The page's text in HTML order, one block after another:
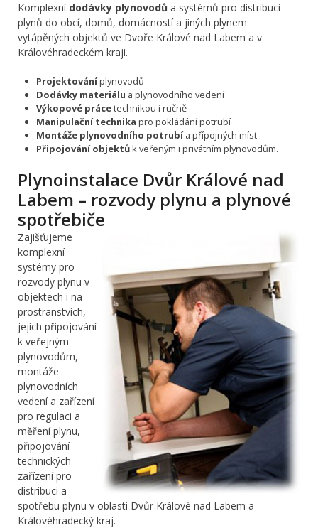
Komplexní dodávky plynovodů a systémů pro distribuci
plynů do obcí, domů, domácností a jiných plynem
vytápěných objektů ve Dvoře Králové nad Labem a v
Královéhradeckém kraji.
Projektováníplynovodů
Dodávky materiálu a plynovodního vedení
Výkopové prácetechnikou i ručně
Manipulační technika pro pokládání potrubí
Montáže plynovodního potrubía přípojných míst
Připojování objektůk veřeným i privátním plynovodům.
Plynoinstalace Dvůr Králové nad
Labem – rozvody plynu a plynové
spotřebiče
Zajišťujeme
komplexní
systémy pro
rozvody plynu v
objektech i na
prostranstvích,
jejich připojování
k veřejným
plynovodům,
montáže
plynovodních
vedení a zařízení
pro regulaci a
měření plynu,
připojování
technických
zařízení pro
distribuci a
spotřebu plynu v oblasti Dvůr Králové nad Labem a
Královéhradecký kraj.